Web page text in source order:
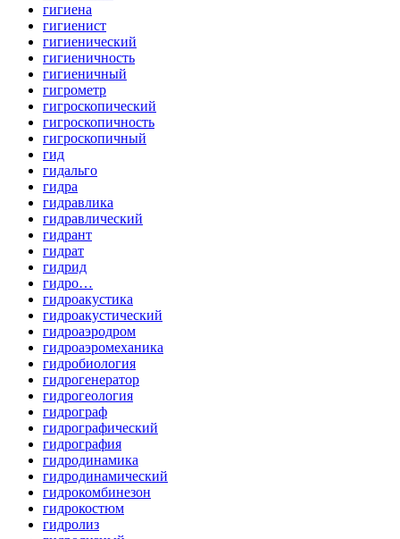
гигиена
гигиенист
гигиенический
гигиеничность
гигиеничный
гигрометр
гигроскопический
гигроскопичность
гигроскопичный
гид
гидальго
гидра
гидравлика
гидравлический
гидрант
гидрат
гидрид
гидро…
гидроакустика
гидроакустический
гидроаэродром
гидроаэромеханика
гидробиология
гидрогенератор
гидрогеология
гидрограф
гидрографический
гидрография
гидродинамика
гидродинамический
гидрокомбинезон
гидрокостюм
гидролиз